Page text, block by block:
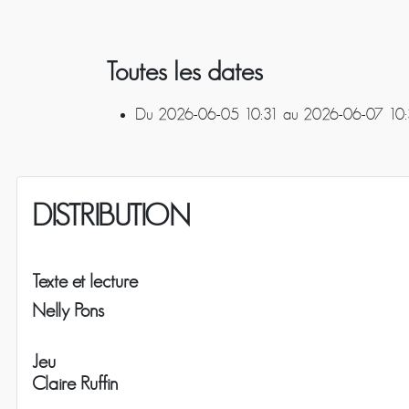
Toutes les dates
Du 2026-06-05 10:31 au 2026-06-07
DISTRIBUTION
Texte et lecture
Nelly Pons
Jeu
Claire Ruffin